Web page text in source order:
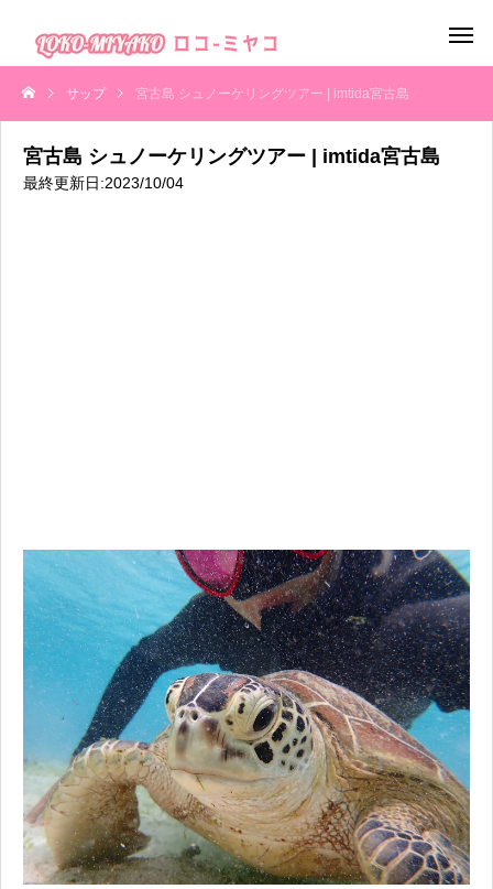
サップ 宮古島 シュノーケリングツアー | imtida宮古島
宮古島 シュノーケリングツアー | imtida宮古島
最終更新日:2023/10/04